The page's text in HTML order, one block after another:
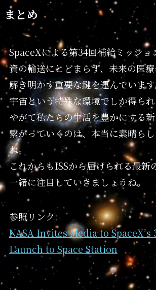
まとめ
SpaceXによる第34回補給ミッショ
資の輸送にとどまらず、未来の医
解き明かす重要な鍵を運んでいます
宇宙という特殊な環境でしか得られ
やがて私たちの生活を豊かにする
繋がっていくのは、本当に素晴ら
ね。
これからもISSから届けられる最新
一緒に注目していきましょうね。
参照リンク:
NASA Invites Media to
Launch to Space Station